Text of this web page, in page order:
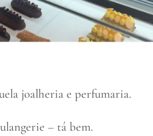
joalheria e perfumaria.
– tá bem.